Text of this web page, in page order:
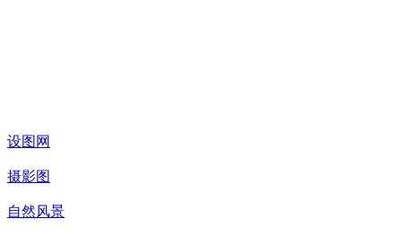
设图网
摄影图
自然风景